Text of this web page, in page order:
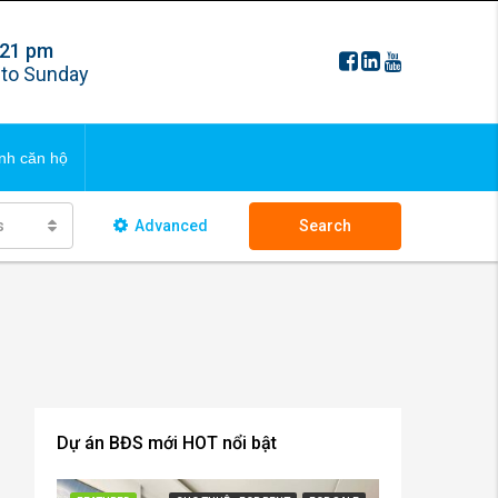
pm
Sunday
căn hộ
Advanced Search
Dự án BĐS mới HOT nổi bật
bds Updating